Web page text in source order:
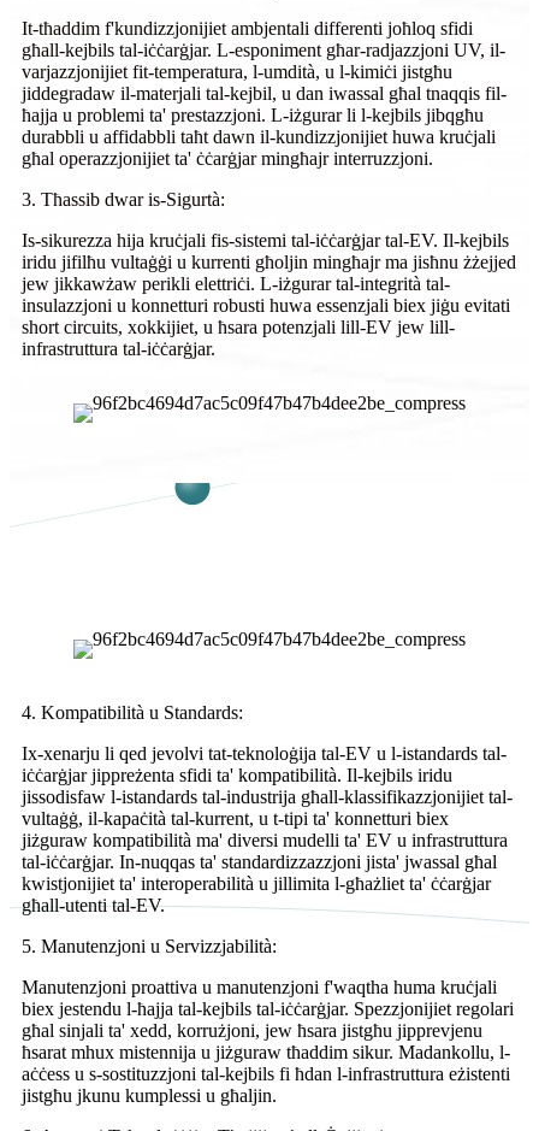
It-tħaddim f'kundizzjonijiet ambjentali differenti joħloq sfidi
għall-kejbils tal-iċċarġjar. L-esponiment għar-radjazzjoni UV, il-
varjazzjonijiet fit-temperatura, l-umdità, u l-kimiċi jistgħu
jiddegradaw il-materjali tal-kejbil, u dan iwassal għal tnaqqis fil-
ħajja u problemi ta' prestazzjoni. L-iżgurar li l-kejbils jibqgħu
durabbli u affidabbli taħt dawn il-kundizzjonijiet huwa kruċjali
għal operazzjonijiet ta' ċċarġjar mingħajr interruzzjoni.
3. Tħassib dwar is-Sigurtà:
Is-sikurezza hija kruċjali fis-sistemi tal-iċċarġjar tal-EV. Il-kejbils
iridu jifilħu vultaġġi u kurrenti għoljin mingħajr ma jisħnu żżejjed
jew jikkawżaw perikli elettriċi. L-iżgurar tal-integrità tal-
insulazzjoni u konnetturi robusti huwa essenzjali biex jiġu evitati
short circuits, xokkijiet, u ħsara potenzjali lill-EV jew lill-
infrastruttura tal-iċċarġjar.
4. Kompatibilità u Standards:
Ix-xenarju li qed jevolvi tat-teknoloġija tal-EV u l-istandards tal-
iċċarġjar jippreżenta sfidi ta' kompatibilità. Il-kejbils iridu
jissodisfaw l-istandards tal-industrija għall-klassifikazzjonijiet tal-
vultaġġ, il-kapaċità tal-kurrent, u t-tipi ta' konnetturi biex
jiżguraw kompatibilità ma' diversi mudelli ta' EV u infrastruttura
tal-iċċarġjar. In-nuqqas ta' standardizzazzjoni jista' jwassal għal
kwistjonijiet ta' interoperabilità u jillimita l-għażliet ta' ċċarġjar
għall-utenti tal-EV.
5. Manutenzjoni u Servizzjabilità:
Manutenzjoni proattiva u manutenzjoni f'waqtha huma kruċjali
biex jestendu l-ħajja tal-kejbils tal-iċċarġjar. Spezzjonijiet regolari
għal sinjali ta' xedd, korrużjoni, jew ħsara jistgħu jipprevjenu
ħsarat mhux mistennija u jiżguraw tħaddim sikur. Madankollu, l-
aċċess u s-sostituzzjoni tal-kejbils fi ħdan l-infrastruttura eżistenti
jistgħu jkunu kumplessi u għaljin.